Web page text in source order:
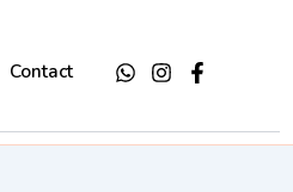
Contact